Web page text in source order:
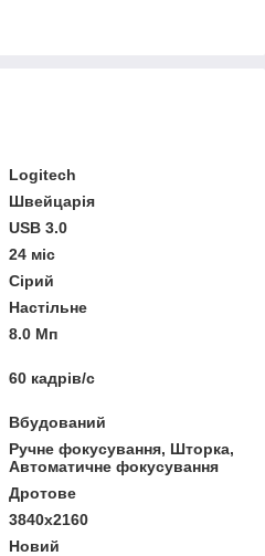
Logitech
Швейцарія
USB 3.0
24 міс
Сірий
Настільне
8.0 Мп
60 кадрів/с
Вбудований
Ручне фокусування, Шторка,
Автоматичне фокусування
Дротове
3840x2160
Новий